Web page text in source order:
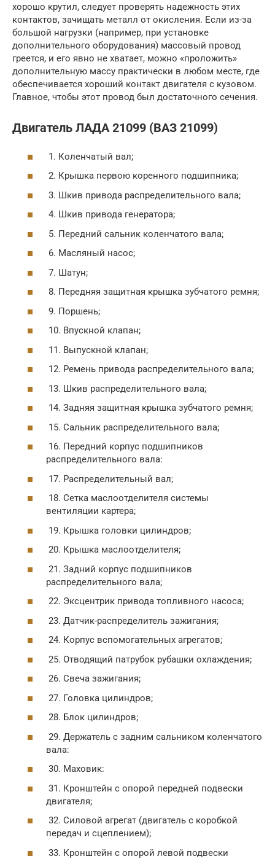
хорошо крутил, следует проверять надежность этих
контактов, зачищать металл от окисления. Если из-за
большой нагрузки (например, при установке
дополнительного оборудования) массовый провод
греется, и его явно не хватает, можно «проложить»
дополнительную массу практически в любом месте, где
обеспечивается хороший контакт двигателя с кузовом.
Главное, чтобы этот провод был достаточного сечения.
Двигатель ЛАДА 21099 (ВАЗ 21099)
1. Коленчатый вал;
2. Крышка первою коренного подшипника;
3. Шкив привода распределительного вала;
4. Шкив привода генератора;
5. Передний сальник коленчатого вала;
6. Масляный насос;
7. Шатун;
8. Передняя защитная крышка зубчатого ремня;
9. Поршень;
10. Впускной клапан;
11. Выпускной клапан;
12. Ремень привода распределительного вала;
13. Шкив распределительного вала;
14. Задняя защитная крышка зубчатого ремня;
15. Сальник распределительного вала;
16. Передний корпус подшипников
распределительного вала:
17. Распределительный вал;
18. Сетка маслоотделителя системы
вентиляции картера;
19. Крышка головки цилиндров;
20. Крышка маслоотделителя;
21. Задний корпус подшипников
распределительного вала;
22. Эксцентрик привода топливного насоса;
23. Датчик-распределитель зажигания;
24. Корпус вспомогательных агрегатов;
25. Отводящий патрубок рубашки охлаждения;
26. Свеча зажигания;
27. Головка цилиндров;
28. Блок цилиндров;
29. Держатель с задним сальником коленчатого
вала:
30. Маховик:
31. Кронштейн с опорой передней подвески
двигателя;
32. Силовой агрегат (двигатель с коробкой
передач и сцеплением);
33. Кронштейн с опорой левой подвески